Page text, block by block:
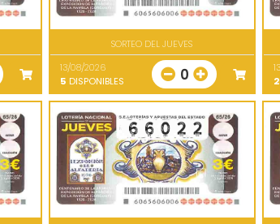
SORTEO DEL JUEVES
13/08/2026
5 DISPONIBLES 0